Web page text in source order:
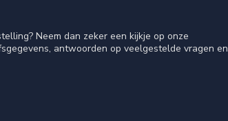
Neem dan zeker een kijkje op onze
antwoorden op veelgestelde vragen en